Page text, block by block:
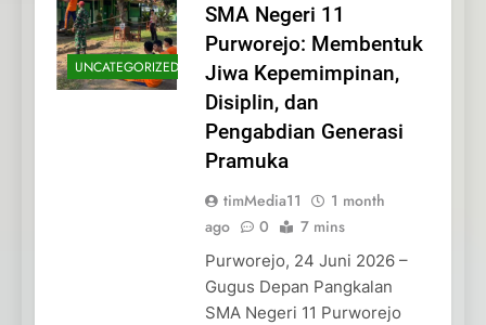
UNCATEGORIZED
SMA Negeri 11
Purworejo: Membentuk
Jiwa Kepemimpinan,
Disiplin, dan
Pengabdian Generasi
Pramuka
timMedia11
1 month
ago
0 7 mins
Purworejo, 24 Juni 2026 –
Gugus Depan Pangkalan
SMA Negeri 11 Purworejo